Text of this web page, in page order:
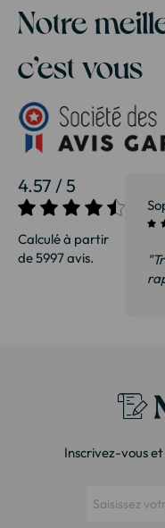
Notre
c’est vous
4.57 / 5
Calculé à partir
de 5997 avis.
27/07/2026
Inscrivez-vous